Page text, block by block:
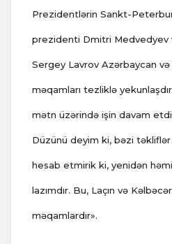
Prezidentlərin Sankt-
prezidenti Dmitri Medvedyev
Sergey Lavrov Azərbaycan və
məqamları tezliklə
mətn üzərində işin davam
Düzünü deyim ki, bəzi
hesab etmirik ki, yenidən
lazımdır. Bu, Laçın və
məqamlardır».